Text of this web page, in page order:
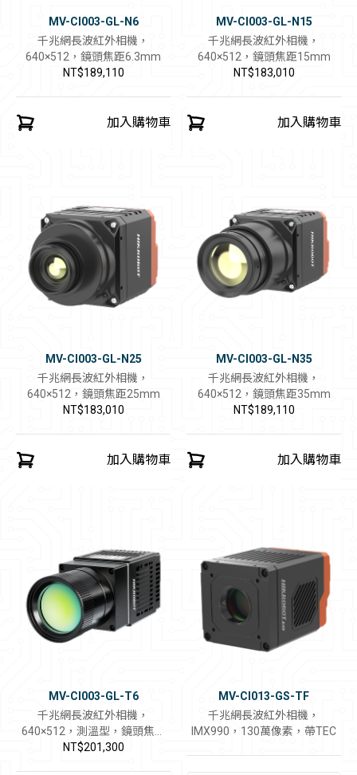
MV-CI003-GL-N6
千兆網長波紅外相機，
640×512，鏡頭焦距6.3mm
NT$189,110
加入購物車
MV-CI003-GL-N15
千兆網長波紅外相機，
640×512，鏡頭焦距15mm
NT$183,010
加入購物車
MV-CI003-GL-N25
千兆網長波紅外相機，
640×512，鏡頭焦距25mm
NT$183,010
加入購物車
MV-CI003-GL-N35
千兆網長波紅外相機，
640×512，鏡頭焦距35mm
NT$189,110
加入購物車
MV-CI003-GL-T6
千兆網長波紅外相機，
640×512，測溫型，鏡頭焦距
6.3mm
NT$201,300
MV-CI013-GS-TF
千兆網長波紅外相機，
IMX990，130萬像素，帶TEC